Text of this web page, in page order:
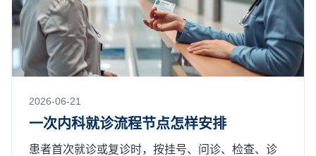
2026-06-21
一次内科就诊流程节点怎样安排
患者首次就诊或复诊时，按挂号、问诊、检查、诊